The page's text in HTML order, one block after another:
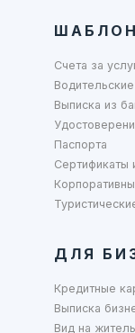
Счета за
Выписка из
Паспорта
Сертификаты
ДЛЯ
Кредитные
Выписка
Вид на